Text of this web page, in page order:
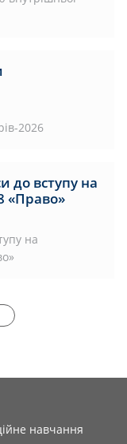
2026
до вступу на
«Право»
на
навчання